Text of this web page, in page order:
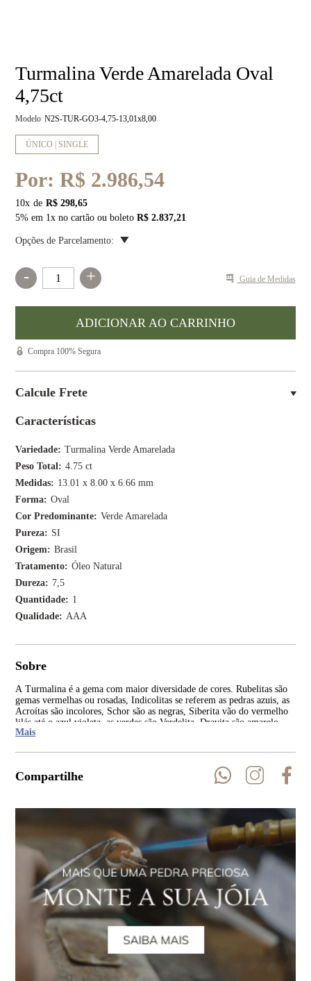
Características
Variedade
Turmalina Verde Amarelada
Peso Total
4.75 ct
Medidas
13.01 x 8.00 x 6.66 mm
Forma
Oval
Cor Predominante
Verde Amarelada
Pureza
SI
Origem
Brasil
Tratamento
Óleo Natural
Dureza
7,5
Quantidade
1
Qualidade
AAA
Sobre
A Turmalina é a gema com maior diversidade de cores. Rubelitas são
gemas vermelhas ou rosadas, Indicolitas se referem as pedras azuis, as
Acroítas são incolores, Schor são as negras, Siberita vão do vermelho
lilás até o azul violeta, as verdes são Verdelita, Dravita são amarelo-
castanho a amarelo escuro.
Mais
Compartilhe
Turmalina Verde Amarelada Oval
4,75ct
Modelo N2S-TUR-GO3-4,75-13,01x8,00
ÚNICO | SINGLE
Por:R$ 2.986,54
10x
R$ 298,65
5% em 1x no cartão ou boletoR$ 2.837,21
Opções de Parcelamento:
- + Guia de Medidas
Compra 100% Segura
Calcule Frete